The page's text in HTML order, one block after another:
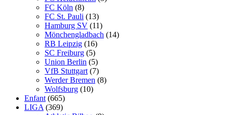
FC Köln (8)
FC St. Pauli (13)
Hamburg SV (11)
Mönchengladbach (14)
RB Leipzig (16)
SC Freiburg (5)
Union Berlin (5)
VfB Stuttgart (7)
Werder Bremen (8)
Wolfsburg (10)
Enfant (665)
LIGA (369)